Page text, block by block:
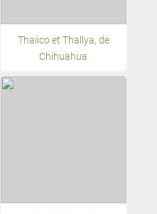
Thaiico et Thallya, de
Chihuahua